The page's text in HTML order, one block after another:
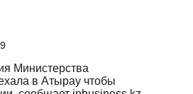
Министерства
в Атырау чтобы